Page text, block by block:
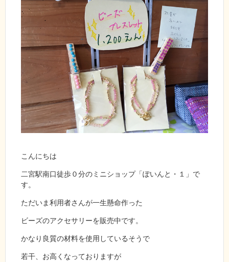
こんにちは
二宮駅南口徒歩０分のミニショップ「ぽいんと・１」で
す。
ただいま利用者さんが一生懸命作った
ビーズのアクセサリーを販売中です。
かなり良質の材料を使用しているそうで
若干、お高くなっておりますが